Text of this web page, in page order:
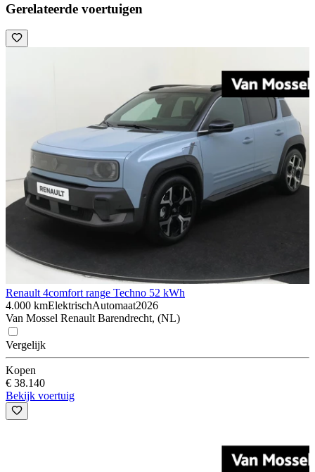
Gerelateerde voertuigen
Renault 4comfort range Techno 52 kWh
4.000 kmElektrischAutomaat2026
Van Mossel Renault Barendrecht, (NL)
Vergelijk
Kopen
€ 38.140
Bekijk voertuig